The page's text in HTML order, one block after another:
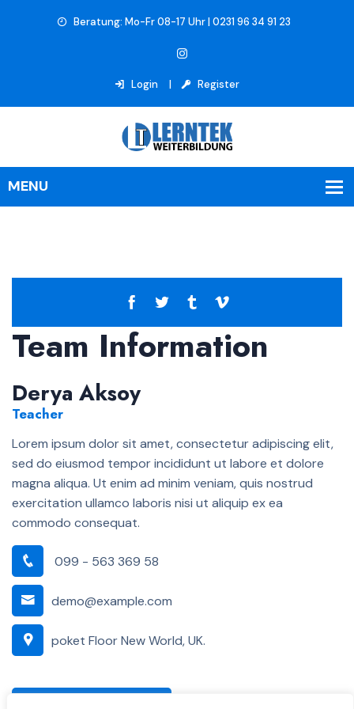
Beratung: Mo-Fr 08-17 Uhr | 0231 96 34 91 23
Login Register
Team Information
Derya Aksoy
Teacher
Lorem ipsum dolor sit amet, consectetur adipiscing elit,
sed do eiusmod tempor incididunt ut labore et dolore
magna aliqua. Ut enim ad minim veniam, quis nostrud
exercitation ullamco laboris nisi ut aliquip ex ea
commodo consequat.
099 - 563 369 58
demo@example.com
poket Floor New World, UK.